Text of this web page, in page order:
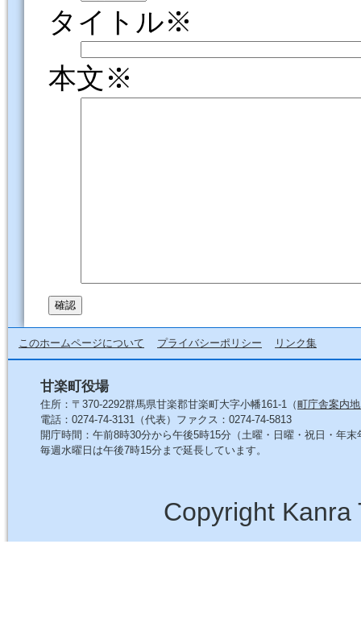
タイトル※
本文※
このホームページについて プライバシーポリシー リンク集
甘楽町役場
住所：〒370-2292群馬県甘楽郡甘楽町大字小幡161-1（町庁舎案内
電話：0274-74-3131（代表）ファクス：0274-74-5813
開庁時間：午前8時30分から午後5時15分（土曜・日曜・祝日・年末
毎週水曜日は午後7時15分まで延長しています。
Copyright Kanra